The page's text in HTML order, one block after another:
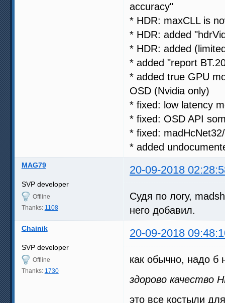
accuracy"
* HDR: maxCLL is
* HDR: added
* HDR: added
* added "report
* added true GPU
OSD (Nvidia only)
* fixed: low latency
* fixed: OSD API
* fixed:
* added
MAG79 20-09-2018
SVP developer
Offline
Thanks: 1108
Судя по логу,
него добавил.
Chainik 20-09-2018
SVP developer
Offline
Thanks: 1730
как обычно, надо б
здорово качество
это все костыли